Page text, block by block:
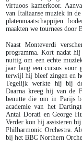
virtuoos kamerkoor.
van Italiaanse muziek in
platenmaatschappijen
maakten we tournees door
Naast Monteverdi
programma. Kort nadat
nuttig om een echte
jaar lang een cursus voor
terwijl hij bleef zingen en
Tegelijk werkte hij bij
Daarna kreeg hij van de
benutte die om in Parijs
academie van het
Antal Dorati en George
Verder kon hij assisteren
Philharmonic Orchestra.
bij het BBC Northern